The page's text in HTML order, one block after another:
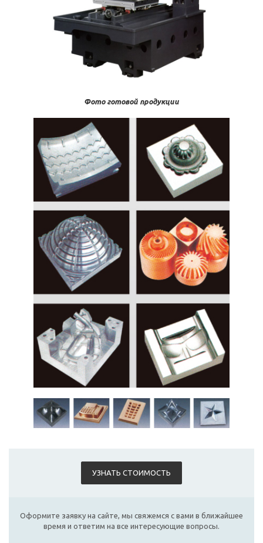
Фото готовой продукции
УЗНАТЬ СТОИМОСТЬ
Оформите заявку на сайте, мы свяжемся с вами в ближайшее
время и ответим на все интересующие вопросы.